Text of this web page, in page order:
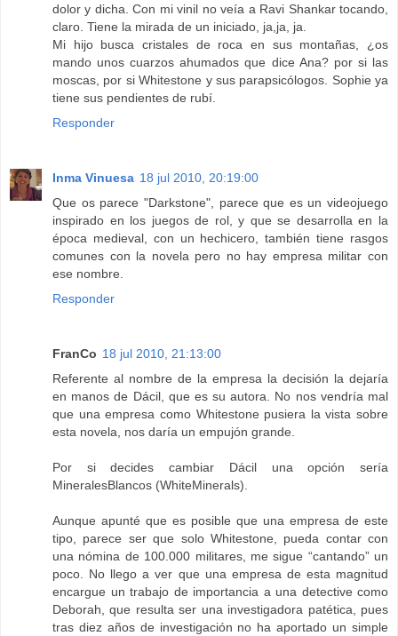
dolor y dicha. Con mi vinil no veía a Ravi Shankar tocando,
claro. Tiene la mirada de un iniciado, ja,ja, ja.
Mi hijo busca cristales de roca en sus montañas, ¿os
mando unos cuarzos ahumados que dice Ana? por si las
moscas, por si Whitestone y sus parapsicólogos. Sophie ya
tiene sus pendientes de rubí.
Responder
Inma Vinuesa 18 jul 2010, 20:19:00
Que os parece "Darkstone", parece que es un videojuego
inspirado en los juegos de rol, y que se desarrolla en la
época medieval, con un hechicero, también tiene rasgos
comunes con la novela pero no hay empresa militar con
ese nombre.
Responder
FranCo 18 jul 2010, 21:13:00
Referente al nombre de la empresa la decisión la dejaría
en manos de Dácil, que es su autora. No nos vendría mal
que una empresa como Whitestone pusiera la vista sobre
esta novela, nos daría un empujón grande.
Por si decides cambiar Dácil una opción sería
MineralesBlancos (WhiteMinerals).
Aunque apunté que es posible que una empresa de este
tipo, parece ser que solo Whitestone, pueda contar con
una nómina de 100.000 militares, me sigue “cantando” un
poco. No llego a ver que una empresa de esta magnitud
encargue un trabajo de importancia a una detective como
Deborah, que resulta ser una investigadora patética, pues
tras diez años de investigación no ha aportado un simple